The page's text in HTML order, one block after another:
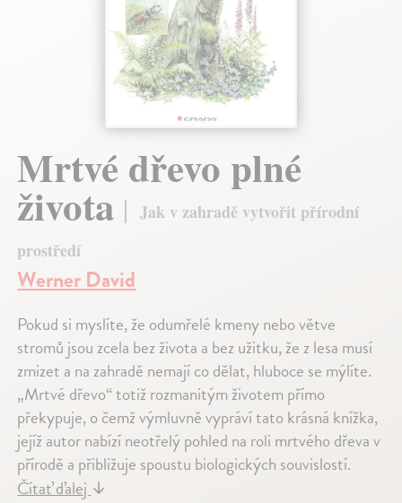
Mrtvé dřevo plné
života
Jak v zahradě vytvořit přírodní
prostředí
Werner David
Pokud si myslíte, že odumřelé kmeny nebo větve
stromů jsou zcela bez života a bez užitku, že z lesa musí
zmizet a na zahradě nemají co dělat, hluboce se mýlíte.
„Mrtvé dřevo“ totiž rozmanitým životem přímo
překypuje, o čemž výmluvně vypráví tato krásná knížka,
jejíž autor nabízí neotřelý pohled na roli mrtvého dřeva v
přírodě a přibližuje spoustu biologických souvislostí.
Čítať ďalej↓